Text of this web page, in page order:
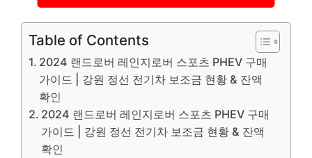
Table of Contents
2024 랜드로버 레인지로버 스포츠 PHEV 구매
가이드 | 강원 정선 전기차 보조금 현황 & 잔액
확인
2024 랜드로버 레인지로버 스포츠 PHEV 구매
가이드 | 강원 정선 전기차 보조금 현황 & 잔액
확인